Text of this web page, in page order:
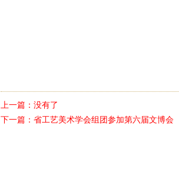
上一篇：没有了
下一篇： 省工艺美术学会组团参加第六届文博会